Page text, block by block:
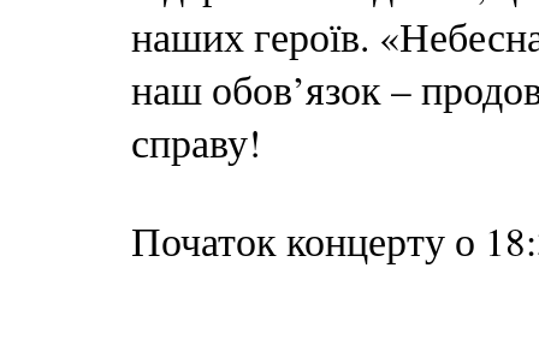
наших героїв.
наш обов’язок –
справу!
Початок концерту о